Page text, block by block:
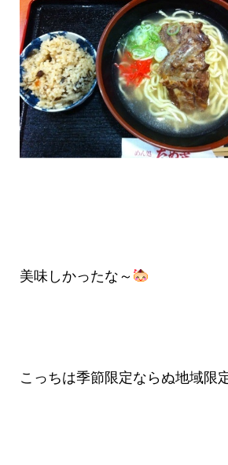
美味しかったな～
こっちは季節限定ならぬ地域限